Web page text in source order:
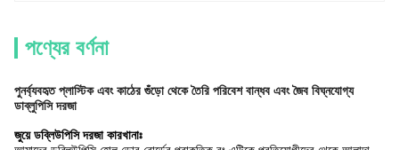
পণ্যের বর্ণনা
পুনর্ব্যবহৃত প্লাস্টিক এবং কাঠের গুঁড়ো থেকে তৈরি পরিবেশ বান্ধব এবং জৈব বিঘ্নযোগ্য
ডাব্লুপিসি দরজা
জুয়ে ডব্লিউপিসি দরজা কারখানাঃ